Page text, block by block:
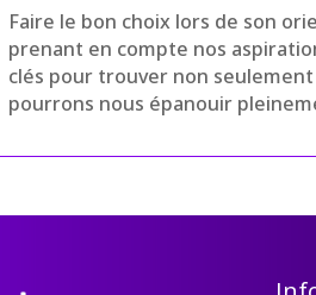
Faire le bon choix lors de son
prenant en compte nos
clés pour trouver non
pourrons nous épanouir